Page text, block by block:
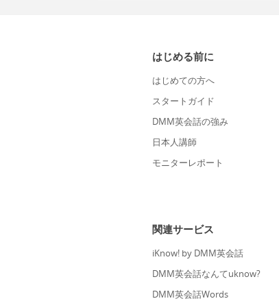
はじめる前に
はじめての方へ
スタートガイド
DMM英会話の強み
日本人講師
モニターレポート
関連サービス
iKnow! by DMM英会話
DMM英会話なんてuknow?
DMM英会話Words